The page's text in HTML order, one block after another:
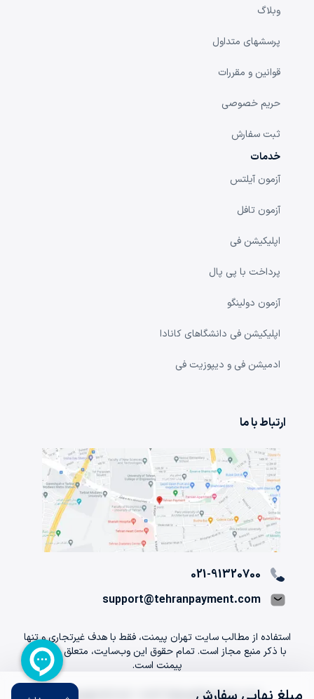
وبلاگ
پرسشهای متداول
قوانین و مقررات
حریم خصوصی
ثبت سفارش
خدمات
آزمون آیلتس
آزمون تافل
اپلیکیشن فی
پرداخت با پی پال
آزمون دولینگو
اپلیکیشن فی دانشگا‌های کانادا
ادمیشن فی و دیپوزیت فی
ارتباط با ما
021-91320700
support@tehranpayment.com
استفاده از مطالب سایت تهران پیمنت، فقط با هدف غیرتجاری و تنها
با ذکر منبع مجاز است. تمام حقوق اين وب‌سايت، متعلق به تهران
پیمنت است.